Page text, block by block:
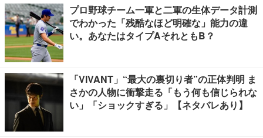
プロ野球チーム一軍と二軍の生体データ計測
でわかった「残酷なほど明確な」能力の違
い。あなたはタイプAそれともB？
「VIVANT」“最大の裏切り者”の正体判明 ま
さかの人物に衝撃走る「もう何も信じられな
い」「ショックすぎる」【ネタバレあり】